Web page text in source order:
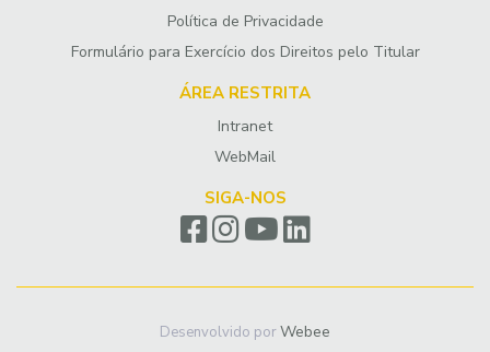
Política de Privacidade
Formulário para Exercício dos Direitos pelo Titular
ÁREA RESTRITA
Intranet
WebMail
SIGA-NOS
Desenvolvido porWebee